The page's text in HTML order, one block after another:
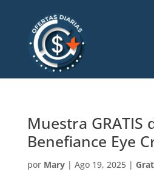
Muestra GRATIS
Benefiance Eye
por Mary| Ago 19, 2025|